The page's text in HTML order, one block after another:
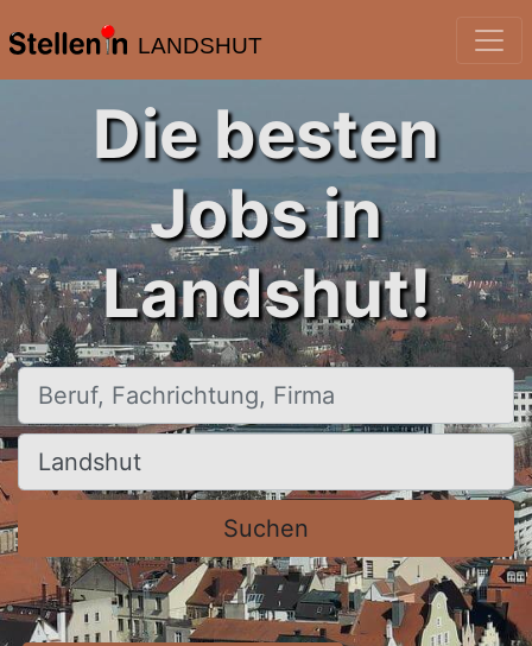
LANDSHUT
Die besten
Jobs in
Landshut!
Beruf, Fachrichtung, Firma
Ort, Stadt
Suchen